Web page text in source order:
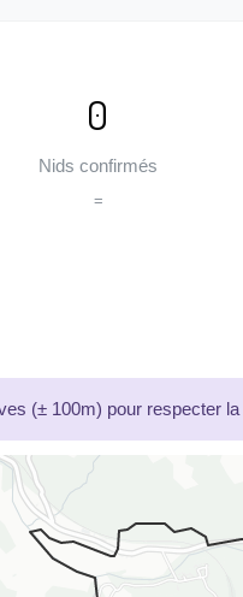
0
Nids confirmés
=
(± 100m) pour respecter